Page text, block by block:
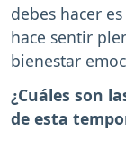
debes hacer
hace sentir
bienestar
¿Cuáles son
de esta